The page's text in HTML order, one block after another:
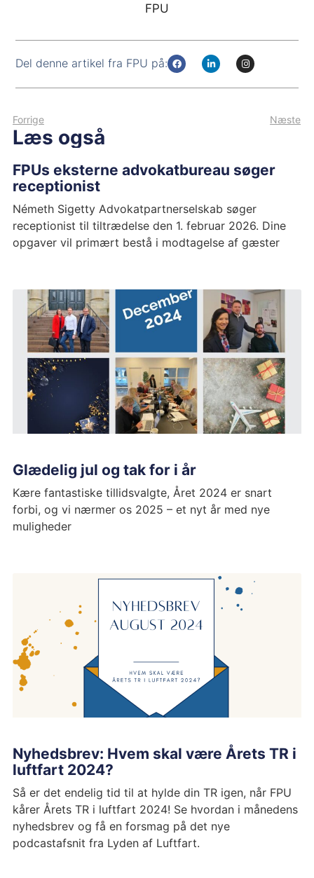
FPU
Del denne artikel fra FPU på:
Forrige Næste
Læs også
FPUs eksterne advokatbureau søger
receptionist
Németh Sigetty Advokatpartnerselskab søger
receptionist til tiltrædelse den 1. februar 2026. Dine
opgaver vil primært bestå i modtagelse af gæster
Glædelig jul og tak for i år
Kære fantastiske tillidsvalgte, Året 2024 er snart
forbi, og vi nærmer os 2025 – et nyt år med nye
muligheder
Nyhedsbrev: Hvem skal være Årets TR i
luftfart 2024?
Så er det endelig tid til at hylde din TR igen, når FPU
kårer Årets TR i luftfart 2024! Se hvordan i månedens
nyhedsbrev og få en forsmag på det nye
podcastafsnit fra Lyden af Luftfart.